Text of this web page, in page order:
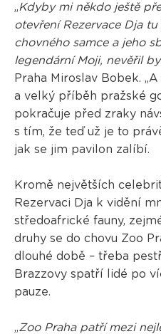
„Kdyby mi někdo ještě
otevření Rezervace Dja
chovného samce a jeho
legendární Moji, nevěřil
Praha Miroslav Bobek.
a velký příběh pražské
pokračuje před zraky
s tím, že teď už je to
jak se jim pavilon zalíbí.
Kromě největších
Rezervaci Dja k vidění
středoafrické fauny,
druhy se do chovu Zoo
dlouhé době – třeba
Brazzovy spatří lidé po
pauze.
„Zoo Praha patří mezi